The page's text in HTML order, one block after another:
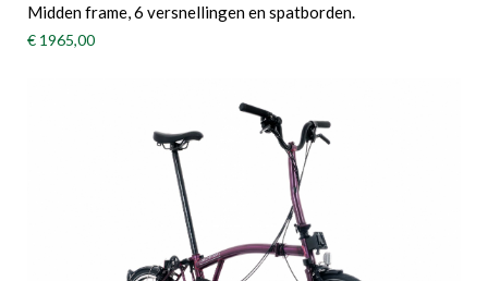
Midden frame, 6 versnellingen en spatborden.
€ 1965,00